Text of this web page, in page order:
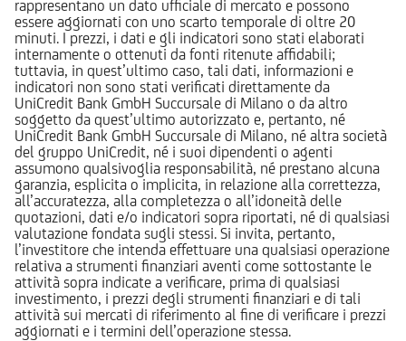
rappresentano un dato ufficiale di mercato e possono
essere aggiornati con uno scarto temporale di oltre 20
minuti. I prezzi, i dati e gli indicatori sono stati elaborati
internamente o ottenuti da fonti ritenute affidabili;
tuttavia, in quest’ultimo caso, tali dati, informazioni e
indicatori non sono stati verificati direttamente da
UniCredit Bank GmbH Succursale di Milano o da altro
soggetto da quest’ultimo autorizzato e, pertanto, né
UniCredit Bank GmbH Succursale di Milano, né altra società
del gruppo UniCredit, né i suoi dipendenti o agenti
assumono qualsivoglia responsabilità, né prestano alcuna
garanzia, esplicita o implicita, in relazione alla correttezza,
all’accuratezza, alla completezza o all’idoneità delle
quotazioni, dati e/o indicatori sopra riportati, né di qualsiasi
valutazione fondata sugli stessi. Si invita, pertanto,
l’investitore che intenda effettuare una qualsiasi operazione
relativa a strumenti finanziari aventi come sottostante le
attività sopra indicate a verificare, prima di qualsiasi
investimento, i prezzi degli strumenti finanziari e di tali
attività sui mercati di riferimento al fine di verificare i prezzi
aggiornati e i termini dell’operazione stessa.